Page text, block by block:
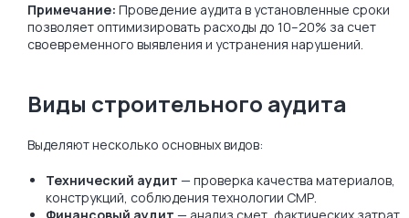
Примечание: Проведение аудита в установленные сроки
позволяет оптимизировать расходы до 10–20% за счет
своевременного выявления и устранения нарушений.
Виды строительного аудита
Выделяют несколько основных видов:
Технический аудит — проверка качества материалов,
конструкций, соблюдения технологии СМР.